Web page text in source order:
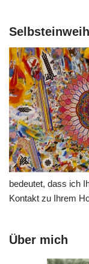
bedeutet, dass ich
Kontakt zu Ihrem
Über mich